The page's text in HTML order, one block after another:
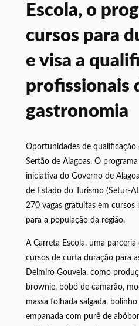
Escola, o
cursos para
e visa a
profissionais
gastronomia
Oportunidades de qualificação
Sertão de Alagoas. O
iniciativa do Governo de
de Estado do Turismo (Setur-
270 vagas gratuitas em cursos
para a população da região.
A Carreta Escola, uma
cursos de curta duração para
Delmiro Gouveia, como
brownie, bobó de camarão,
massa folhada salgada,
empanada com purê de